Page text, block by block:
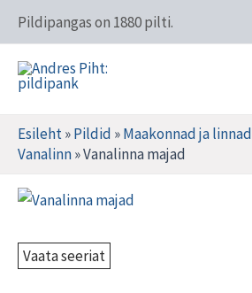
content
Pildipangas on 1880 pilti.
Andres Piht: pildipank
Esileht»Pildid »Maakonnad ja linnad
Vanalinn»Vanalinna majad
Vaata seeriat